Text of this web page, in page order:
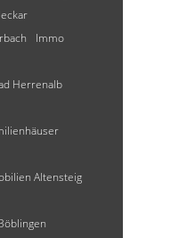
Immo
Herrenalb
Altensteig